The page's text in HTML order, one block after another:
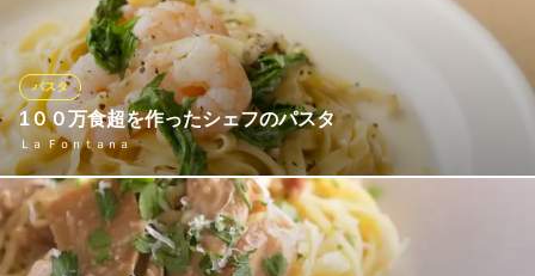
イタリア料理ソッジョルノ Soggiorno
生パスタと有機野菜の店
広電本線銀山町駅 徒歩1分
広島県広島市中区幟町10-10 吉村ビル1F
1００万食超を作ったシェフのパスタ
Ｌａ Ｆｏｎｔａｎａ
パスタ
ずーっとこの道一筋35年、気がついたら作ってきたパスタは１０
０万食を超えてました。 そんなシェフが毎日朝買い出しに行っ
て、パスタランチを日替わりで考えています。 メニューにないパ